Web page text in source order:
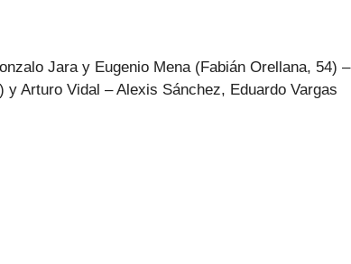
Jara y Eugenio Mena (Fabián Orellana, 54) –
Arturo Vidal – Alexis Sánchez, Eduardo Vargas